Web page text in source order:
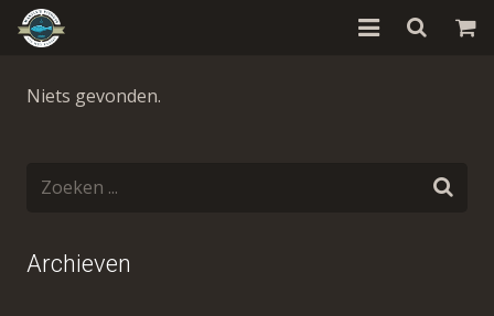
Over Ons
Niets gevonden.
Archieven